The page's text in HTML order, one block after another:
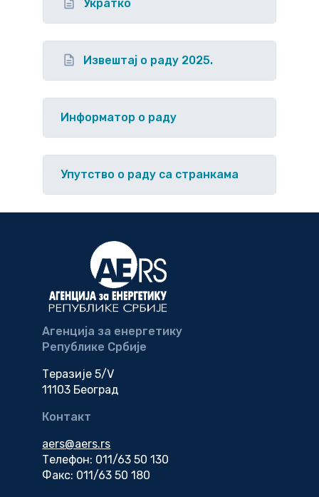
Укратко
Извештај о раду 2025.
Информатор о раду
Упутство o раду са странкама
Агенција за енергетику
Републике Србије
Теразије 5/V
11103 Београд
Контакт
aers@aers.rs
Телефон: 011/63 50 130
Факс: 011/63 50 180